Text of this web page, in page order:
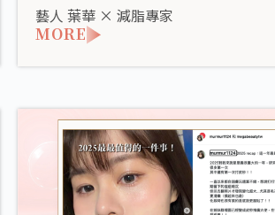
藝人 葉華 × 減脂專家
MORE